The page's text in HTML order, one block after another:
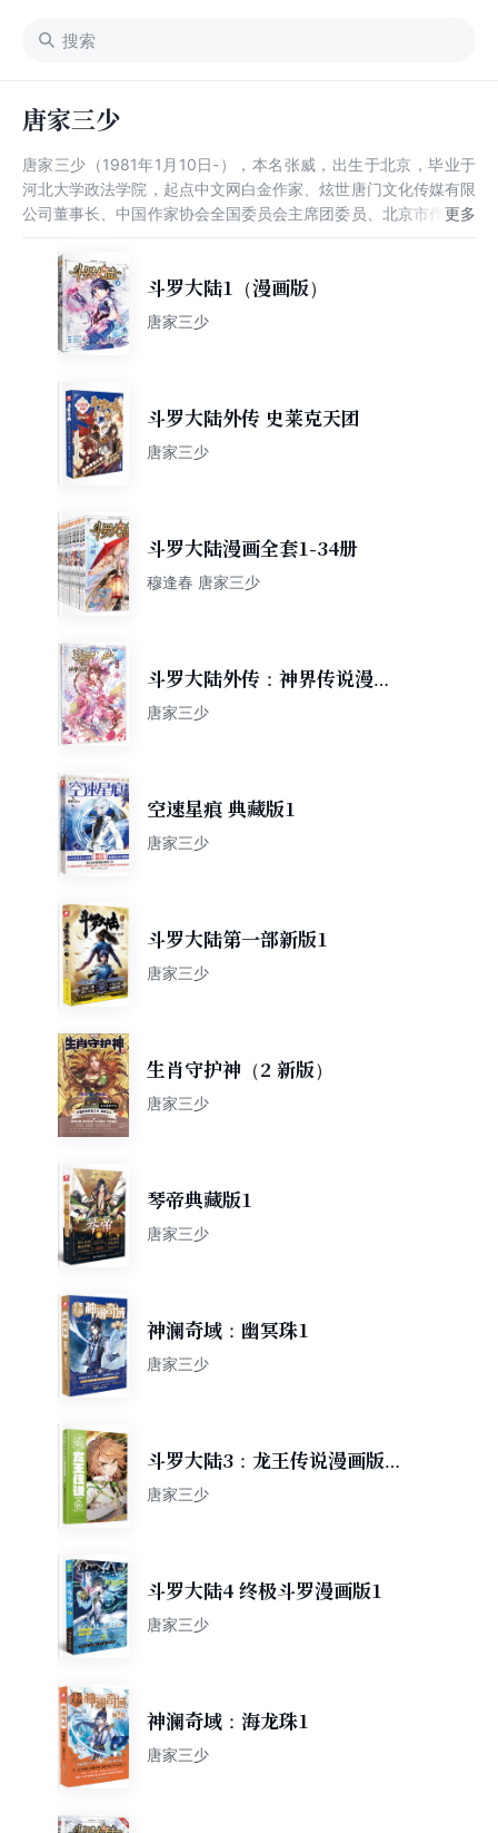
唐家三少
唐家三少（1981年1月10日-），本名张威，出生于北京，毕业于
河北大学政法学院，起点中文网白金作家、炫世唐门文化传媒有限
公司董事长、中国作家协会全国委员会主席团委员、北京市作家协
2005年，成为起点中文网签约作家之一。2008年，开始创作《斗
罗大陆》。曾以1.2亿元版税收入五度蝉联网络作家富豪榜榜首，
获得茅盾文学新人奖“网络文学新人奖”、年文化名家暨“四个一批”
人才等荣誉。其小说《绝世唐门》入选广电总局“2015年优秀网络
济人士优秀中国特色社会主义事业建设者”。
斗罗大陆1（漫画版）
唐家三少
斗罗大陆外传 史莱克天团
唐家三少
斗罗大陆漫画全套1-34册
穆逢春 唐家三少
斗罗大陆外传：神界传说漫画
单行本3
唐家三少
空速星痕 典藏版1
唐家三少
斗罗大陆第一部新版1
唐家三少
生肖守护神（2 新版）
唐家三少
琴帝典藏版1
唐家三少
神澜奇域：幽冥珠1
唐家三少
斗罗大陆3：龙王传说漫画版
16（新版）
唐家三少
斗罗大陆4 终极斗罗漫画版1
唐家三少
神澜奇域：海龙珠1
唐家三少